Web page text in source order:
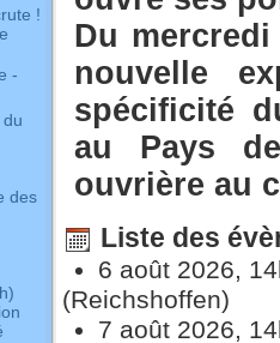
Du
nouvelle
spécificité
au Pays
ouvrière au
Liste des
6 août 2026,
(Reichshoffen)
7 août 2026,
!
-
des